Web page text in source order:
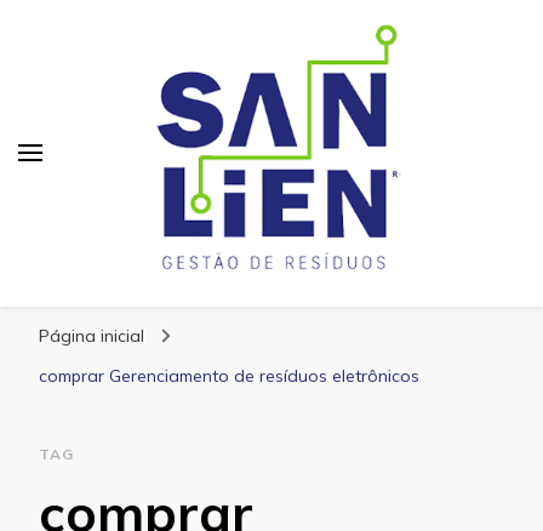
Página inicial
comprar Gerenciamento de resíduos eletrônicos
TAG
comprar